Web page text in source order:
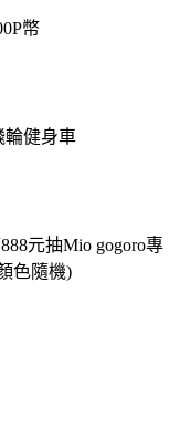
幣
輪健身車
元抽Mio gogoro專
色隨機)